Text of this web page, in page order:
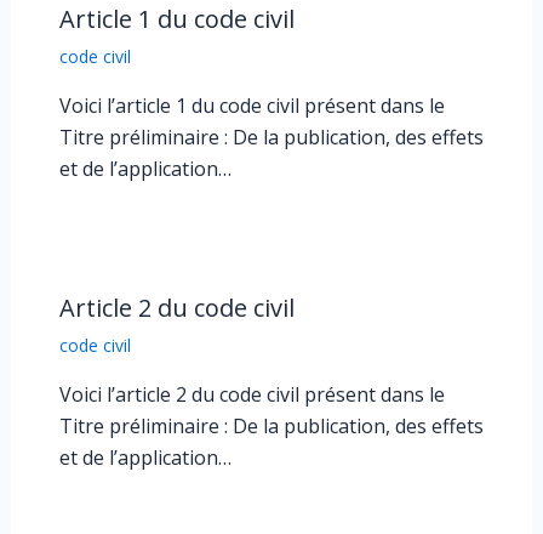
Article 1 du code civil
code civil
Voici l’article 1 du code civil présent dans le
Titre préliminaire : De la publication, des effets
et de l’application…
Article 2 du code civil
code civil
Voici l’article 2 du code civil présent dans le
Titre préliminaire : De la publication, des effets
et de l’application…